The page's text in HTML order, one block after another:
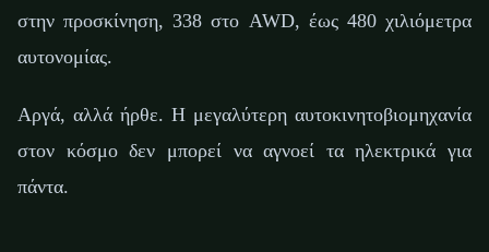
στην προσκίνηση, 338 στο AWD, έως 480 χιλιόμετρα
αυτονομίας.
Αργά, αλλά ήρθε. Η μεγαλύτερη αυτοκινητοβιομηχανία
στον κόσμο δεν μπορεί να αγνοεί τα ηλεκτρικά για
πάντα.